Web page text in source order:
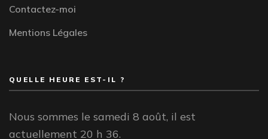
Contactez-moi
Mentions Légales
QUELLE HEURE EST-IL ?
Nous sommes le samedi 8 août, il est
actuellement 20 h 36.